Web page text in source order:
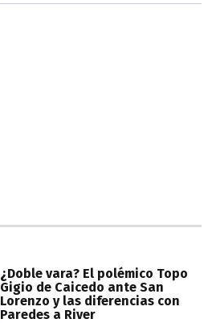
¿Doble vara? El polémico Topo
Gigio de Caicedo ante San
Lorenzo y las diferencias con
Paredes a River